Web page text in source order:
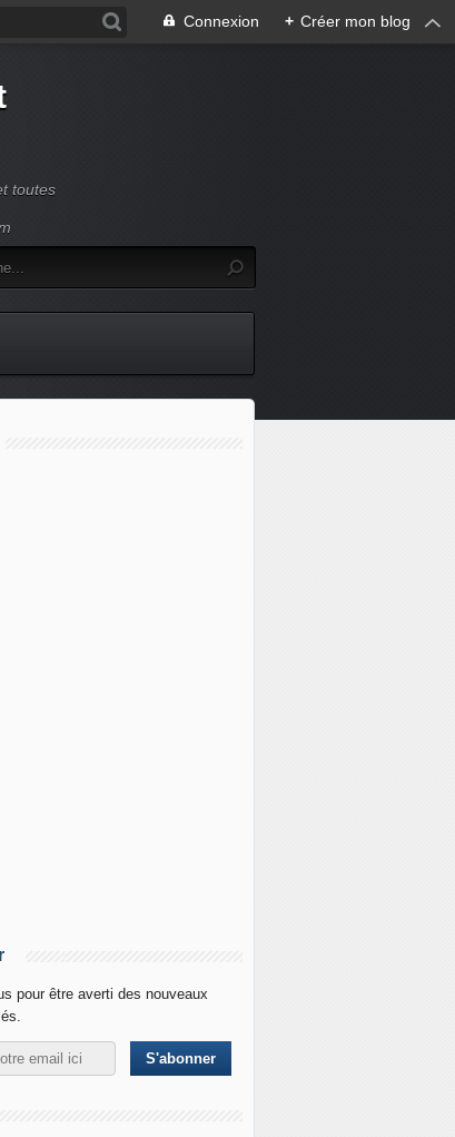
Connexion + Créer mon blog
toutes
pour être averti des nouveaux